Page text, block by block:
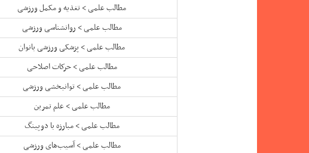
مطالب علمی > تغذیه و مکمل ورزشی
مطالب علمی > روانشناسی ورزشی
مطالب علمی > پزشکی ورزشی بانوان
مطالب علمی > حرکات اصلاحی
مطالب علمی > توانبخشی ورزشی
مطالب علمی > علم تمرین
مطالب علمی > مبارزه با دوپینگ
مطالب علمی > آسیب‌های ورزشی